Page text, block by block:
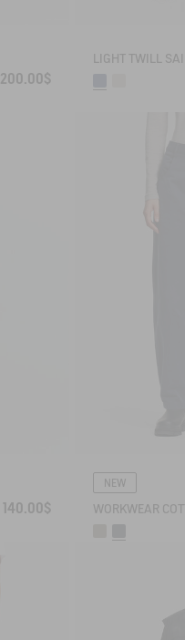
200.00$
140.00$
NEW